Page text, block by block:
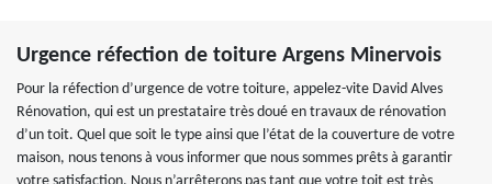
Urgence réfection de toiture Argens Minervois
Pour la réfection d’urgence de votre toiture, appelez-vite David Alves
Rénovation, qui est un prestataire très doué en travaux de rénovation
d’un toit. Quel que soit le type ainsi que l’état de la couverture de votre
maison, nous tenons à vous informer que nous sommes prêts à garantir